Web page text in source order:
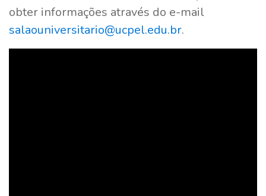
obter informações através do e-mail
salaouniversitario@ucpel.edu.br.